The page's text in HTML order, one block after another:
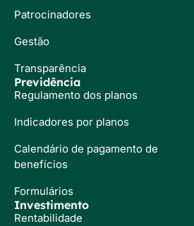
Patrocinadores
Gestão
Transparência
Previdência
Regulamento dos planos
Indicadores por planos
Calendário de pagamento de
benefícios
Formulários
Investimento
Rentabilidade